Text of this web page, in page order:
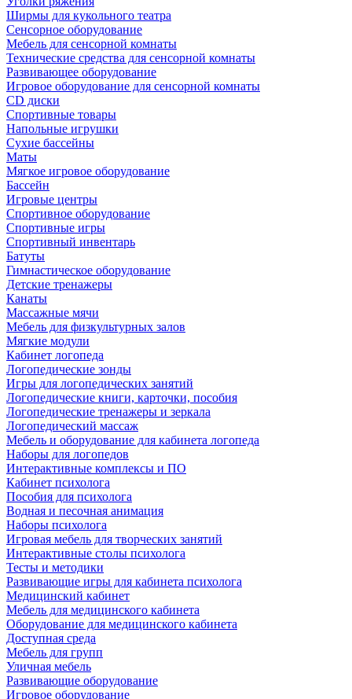
Ширмы для кукольного театра
Сенсорное оборудование
Мебель для сенсорной комнаты
Технические средства для сенсорной комнаты
Развивающее оборудование
Игровое оборудование для сенсорной комнаты
CD диски
Спортивные товары
Напольные игрушки
Сухие бассейны
Маты
Мягкое игровое оборудование
Бассейн
Игровые центры
Спортивное оборудование
Спортивные игры
Спортивный инвентарь
Батуты
Гимнастическое оборудование
Детские тренажеры
Канаты
Массажные мячи
Мебель для физкультурных залов
Мягкие модули
Кабинет логопеда
Логопедические зонды
Игры для логопедических занятий
Логопедические книги, карточки, пособия
Логопедические тренажеры и зеркала
Логопедический массаж
Мебель и оборудование для кабинета логопеда
Наборы для логопедов
Интерактивные комплексы и ПО
Кабинет психолога
Пособия для психолога
Водная и песочная анимация
Наборы психолога
Игровая мебель для творческих занятий
Интерактивные столы психолога
Тесты и методики
Развивающие игры для кабинета психолога
Медицинский кабинет
Мебель для медицинского кабинета
Оборудование для медицинского кабинета
Доступная среда
Мебель для групп
Уличная мебель
Развивающие оборудование
Игровое оборудование